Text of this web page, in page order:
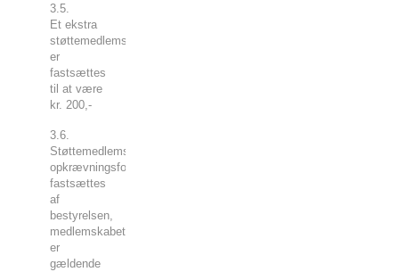
3.5.
Et ekstra
støttemedlemskab
er
fastsættes
til at være
kr. 200,-
3.6.
Støttemedlemskab og
opkrævningsform
fastsættes
af
bestyrelsen,
medlemskabet
er
gældende